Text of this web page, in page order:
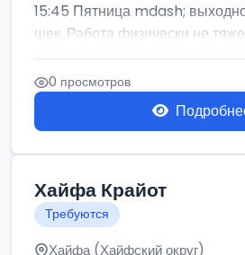
15:45 Пятница mdash;
шек. Работа физически не
0 просмотров
Хайфа Крайот
Требуются
Хайфа (Хайфский округ)